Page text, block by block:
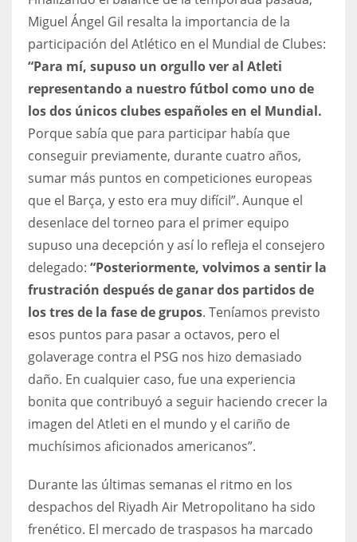
Miguel Ángel Gil resalta la importancia de la
participación del Atlético en el Mundial de Clubes:
“Para mí, supuso un orgullo ver al Atleti
representando a nuestro fútbol como uno de
los dos únicos clubes españoles en el Mundial.
Porque sabía que para participar había que
conseguir previamente, durante cuatro años,
sumar más puntos en competiciones europeas
que el Barça, y esto era muy difícil”. Aunque el
desenlace del torneo para el primer equipo
supuso una decepción y así lo refleja el consejero
delegado: “Posteriormente, volvimos a sentir la
frustración después de ganar dos partidos de
los tres de la fase de grupos. Teníamos previsto
esos puntos para pasar a octavos, pero el
golaverage contra el PSG nos hizo demasiado
daño. En cualquier caso, fue una experiencia
bonita que contribuyó a seguir haciendo crecer la
imagen del Atleti en el mundo y el cariño de
muchísimos aficionados americanos”.
Durante las últimas semanas el ritmo en los
despachos del Riyadh Air Metropolitano ha sido
frenético. El mercado de traspasos ha marcado